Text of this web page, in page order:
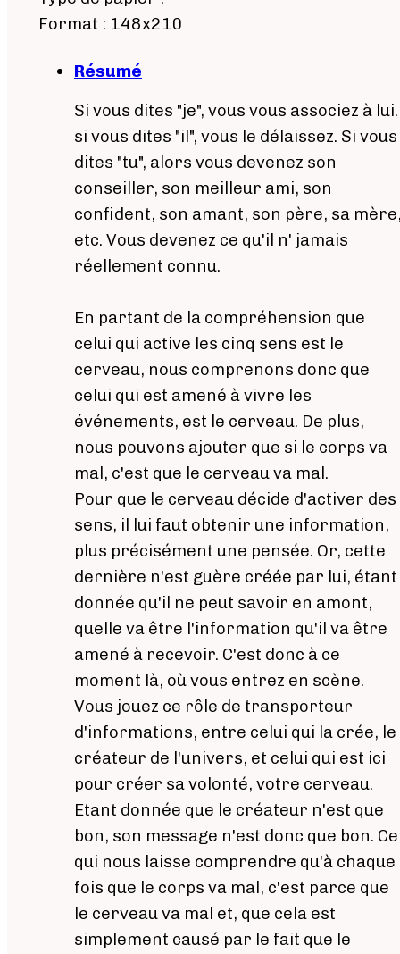
Format : 148x210
Résumé
Si vous dites "je", vous vous associez à lui.
si vous dites "il", vous le délaissez. Si vous
dites "tu", alors vous devenez son
conseiller, son meilleur ami, son
confident, son amant, son père, sa
etc. Vous devenez ce qu'il n' jamais
réellement connu.
En partant de la compréhension que
celui qui active les cinq sens est le
cerveau, nous comprenons donc que
celui qui est amené à vivre les
événements, est le cerveau. De plus,
nous pouvons ajouter que si le corps va
mal, c'est que le cerveau va mal.
Pour que le cerveau décide d'activer des
sens, il lui faut obtenir une information,
plus précisément une pensée. Or, cette
dernière n'est guère créée par lui, étant
donnée qu'il ne peut savoir en amont,
quelle va être l'information qu'il va être
amené à recevoir. C'est donc à ce
moment là, où vous entrez en scène.
Vous jouez ce rôle de transporteur
d'informations, entre celui qui la crée, le
créateur de l'univers, et celui qui est ici
pour créer sa volonté, votre cerveau.
Etant donnée que le créateur n'est que
bon, son message n'est donc que bon. Ce
qui nous laisse comprendre qu'à chaque
fois que le corps va mal, c'est parce que
le cerveau va mal et, que cela est
simplement causé par le fait que le